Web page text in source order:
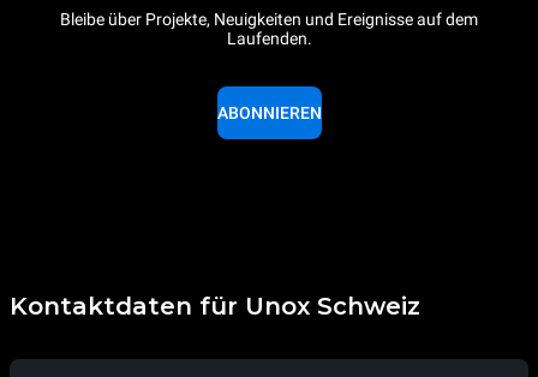
Bleibe über Projekte, Neuigkeiten und Ereignisse auf dem
Laufenden.
ABONNIEREN
Kontaktdaten für Unox Schweiz